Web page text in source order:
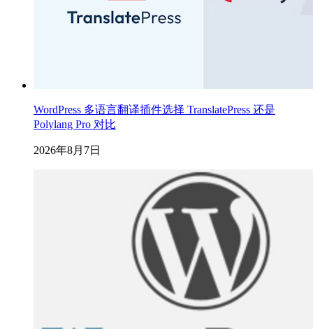
WordPress 多语言翻译插件选择 TranslatePress 还是
Polylang Pro 对比
2026年8月7日